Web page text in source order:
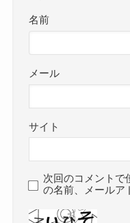
名前
メール
サイト
次回のコメントで
の名前、メールア